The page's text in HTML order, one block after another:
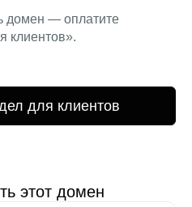
домен — оплатите
клиентов».
для клиентов
этот домен